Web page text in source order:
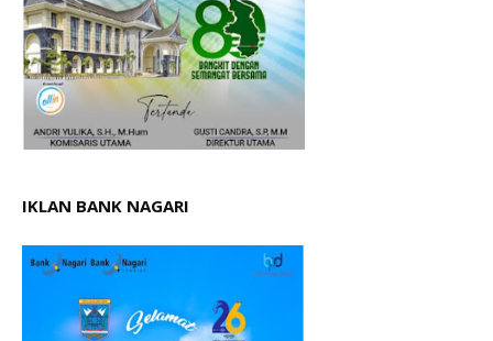
IKLAN BANK NAGARI